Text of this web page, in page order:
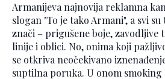
Armanijeva najnovija reklamna
slogan "To je tako Armani", a svi
znači – prigušene boje, zavodljive
linije i oblici. No, onima koji
se otkriva neočekivano
suptilna poruka. U onom smoking